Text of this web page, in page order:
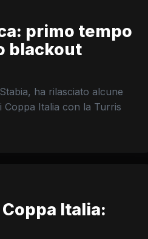
primo tempo
blackout
ha rilasciato alcune
Coppa Italia con la Turris
Italia: